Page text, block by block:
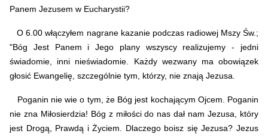
Panem Jezusem w Eucharystii?
O 6.00 włączyłem nagrane kazanie podczas radiowej Mszy Św.;
"Bóg Jest Panem i Jego plany wszyscy realizujemy - jedni
świadomie, inni nieświadomie. Każdy wezwany ma obowiązek
głosić Ewangelię, szczególnie tym, którzy, nie znają Jezusa.
Poganin nie wie o tym, że Bóg jest kochającym Ojcem. Poganin
nie zna Miłosierdzia! Bóg z miłości do nas dał nam Jezusa, który
jest Drogą, Prawdą i Życiem. Dlaczego boisz się Jezusa? Jezus